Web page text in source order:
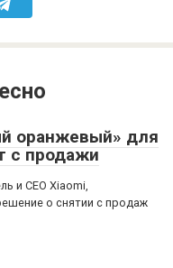
оранжевый» для
с продажи
и CEO Xiaomi,
о снятии с продаж